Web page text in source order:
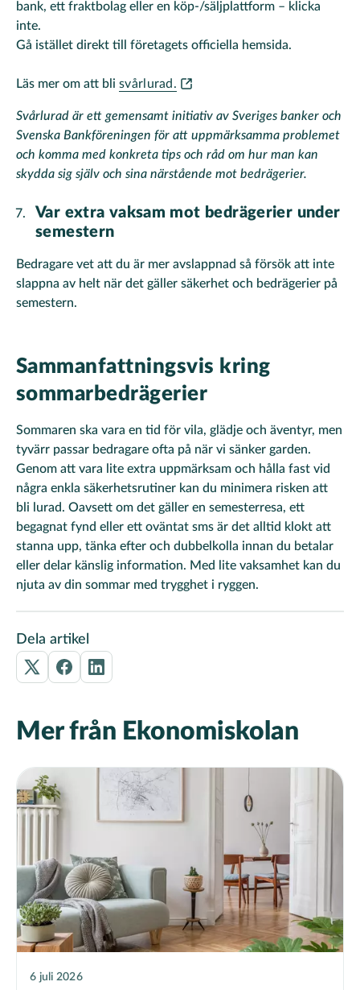
bank, ett fraktbolag eller en köp-/säljplattform – klicka
inte.
Gå istället direkt till företagets officiella hemsida.
Läs mer om att bli svårlurad.
Svårlurad är ett gemensamt initiativ av Sveriges banker och
Svenska Bankföreningen för att uppmärksamma problemet
och komma med konkreta tips och råd om hur man kan
skydda sig själv och sina närstående mot bedrägerier.
Var extra vaksam mot bedrägerier under
semestern
Bedragare vet att du är mer avslappnad så försök att inte
slappna av helt när det gäller säkerhet och bedrägerier på
semestern.
Sammanfattningsvis kring
sommarbedrägerier
Sommaren ska vara en tid för vila, glädje och äventyr, men
tyvärr passar bedragare ofta på när vi sänker garden.
Genom att vara lite extra uppmärksam och hålla fast vid
några enkla säkerhetsrutiner kan du minimera risken att
bli lurad. Oavsett om det gäller en semesterresa, ett
begagnat fynd eller ett oväntat sms är det alltid klokt att
stanna upp, tänka efter och dubbelkolla innan du betalar
eller delar känslig information. Med lite vaksamhet kan du
njuta av din sommar med trygghet i ryggen.
Dela artikel
Mer från Ekonomiskolan
6 juli 2026